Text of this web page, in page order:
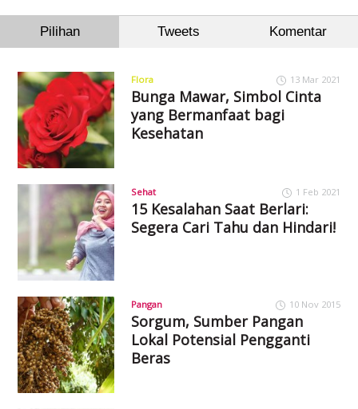
Pilihan Tweets Komentar
Flora 13 Mar 2021
Bunga Mawar, Simbol Cinta
yang Bermanfaat bagi
Kesehatan
Sehat 1 Feb 2021
15 Kesalahan Saat Berlari:
Segera Cari Tahu dan Hindari!
Pangan 10 Nov 2015
Sorgum, Sumber Pangan
Lokal Potensial Pengganti
Beras